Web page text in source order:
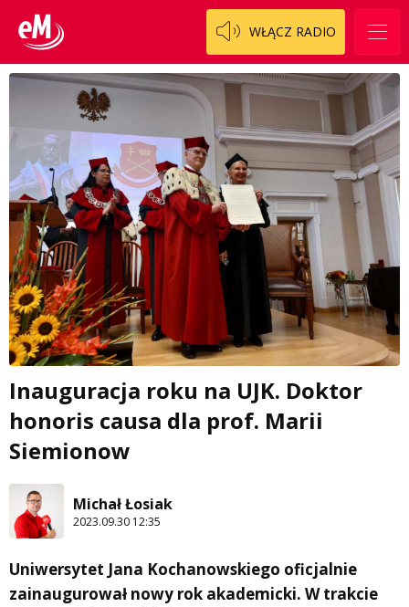
WŁĄCZ RADIO
Inauguracja roku na UJK. Doktor
honoris causa dla prof. Marii
Siemionow
Michał Łosiak
2023.09.30 12:35
Uniwersytet Jana Kochanowskiego oficjalnie
zainaugurował nowy rok akademicki. W trakcie